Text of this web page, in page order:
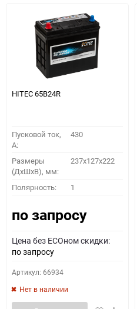
HITEC 65B24R
Пусковой ток,
A:
430
Размеры
(ДхШхВ), мм:
237x127x222
Полярность: 1
по запросу
Цена без ECOном скидки:
по запросу
Артикул: 66934
Нет в наличии